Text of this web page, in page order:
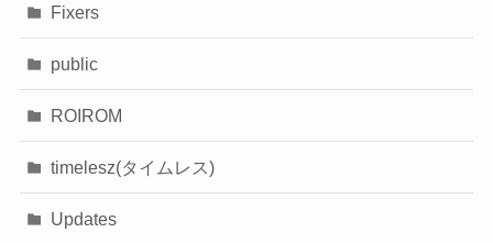
Fixers
public
ROIROM
timelesz(タイムレス)
Updates